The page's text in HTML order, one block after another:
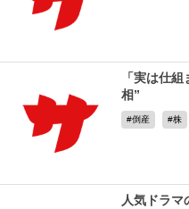
「実は仕
相”
倒産 株
人気ドラ